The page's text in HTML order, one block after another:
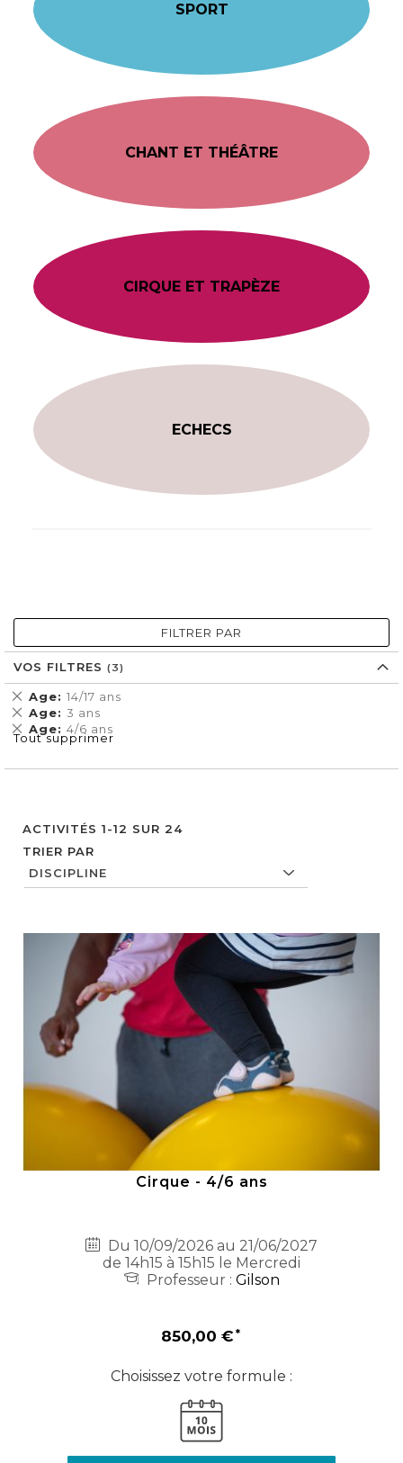
SPORT
CHANT ET THÉÂTRE
CIRQUE ET TRAPÈZE
ECHECS
ACTIVITÉS 1-12 SUR 24
TRIER PAR
Cirque - 4/6 ans
Du 10/09/2026 au 21/06/2027
de 14h15 à 15h15 le Mercredi
Professeur : Gilson
850,00 €
Choisissez votre formule :
FILTRER PAR
VOS FILTRES
Age 14/17 ans
Supprimer
cet
Élément
Age 3 ans
Supprimer
cet
Élément
Age 4/6 ans
Supprimer
cet
Tout supprimer